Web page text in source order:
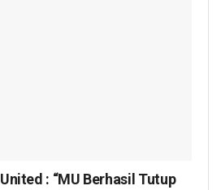
: “MU Berhasil Tutup